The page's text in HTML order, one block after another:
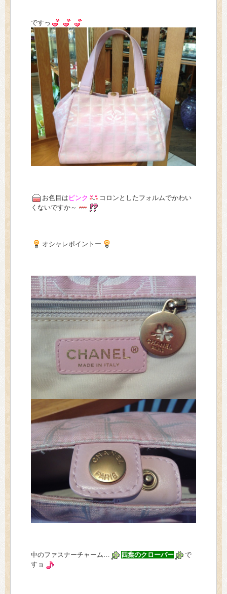
ですっ
お色目は ピンク
コロンとしたフォルムでかわい
くないですか～
オシャレポイントー
中のファスナーチャーム… 四葉のクローバー
で
すョ